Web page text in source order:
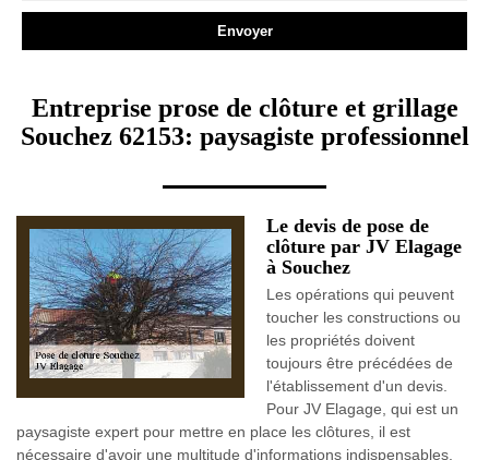
Entreprise prose de clôture et grillage
Souchez 62153: paysagiste professionnel
Le devis de pose de
clôture par JV Elagage
à Souchez
Les opérations qui peuvent
toucher les constructions ou
les propriétés doivent
toujours être précédées de
l'établissement d'un devis.
Pour JV Elagage, qui est un
paysagiste expert pour mettre en place les clôtures, il est
nécessaire d'avoir une multitude d'informations indispensables.